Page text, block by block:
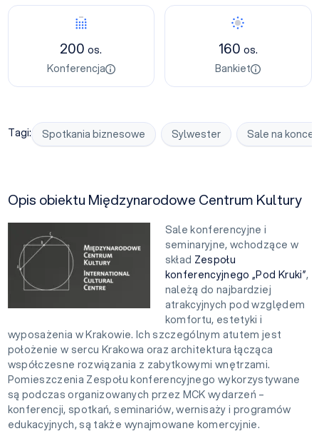
Konferencja
200os.
Konferencja
Bankiet
160 os.
Bankiet
Tagi: Spotkania biznesowe Sylwester Sale na
Opis obiektu Międzynarodowe Centrum Kultury
Sale konferencyjne i
seminaryjne, wchodzące w
skład Zespołu
konferencyjnego „Pod Kruki”,
należą do najbardziej
atrakcyjnych pod względem
komfortu, estetyki i
wyposażenia w Krakowie. Ich szczególnym atutem jest
położenie w sercu Krakowa oraz architektura łącząca
współczesne rozwiązania z zabytkowymi wnętrzami.
Pomieszczenia Zespołu konferencyjnego wykorzystywane
są podczas organizowanych przez MCK wydarzeń –
konferencji, spotkań, seminariów, wernisaży i programów
edukacyjnych, są także wynajmowane komercyjnie.